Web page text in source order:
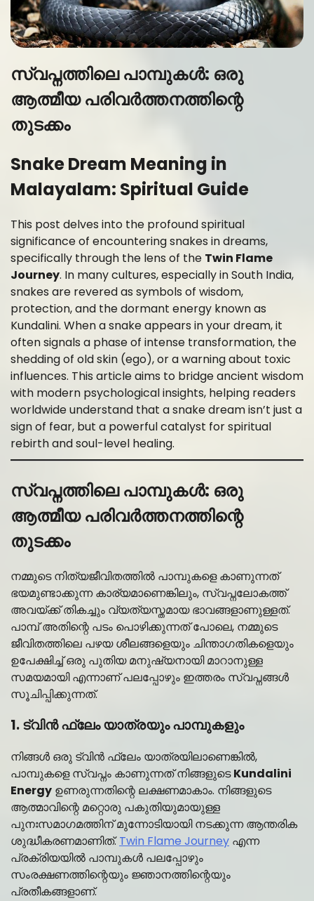
സ്വപ്നത്തിലെ പാമ്പുകൾ: ഒരു
ആത്മീയ പരിവർത്തനത്തിന്റെ
തുടക്കം
Snake Dream Meaning in
Malayalam: Spiritual Guide
This post delves into the profound spiritual
significance of encountering snakes in dreams,
specifically through the lens of the Twin Flame
Journey. In many cultures, especially in South India,
snakes are revered as symbols of wisdom,
protection, and the dormant energy known as
Kundalini. When a snake appears in your dream, it
often signals a phase of intense transformation, the
shedding of old skin (ego), or a warning about toxic
influences. This article aims to bridge ancient wisdom
with modern psychological insights, helping readers
worldwide understand that a snake dream isn’t just a
sign of fear, but a powerful catalyst for spiritual
rebirth and soul-level healing.
സ്വപ്നത്തിലെ പാമ്പുകൾ: ഒരു
ആത്മീയ പരിവർത്തനത്തിന്റെ
തുടക്കം
നമ്മുടെ നിത്യജീവിതത്തിൽ പാമ്പുകളെ കാണുന്നത്
ഭയമുണ്ടാക്കുന്ന കാര്യമാണെങ്കിലും, സ്വപ്നലോകത്ത്
അവയ്ക്ക് തികച്ചും വ്യത്യസ്തമായ ഭാവങ്ങളാണുള്ളത്.
പാമ്പ് അതിന്റെ പടം പൊഴിക്കുന്നത് പോലെ, നമ്മുടെ
ജീവിതത്തിലെ പഴയ ശീലങ്ങളെയും ചിന്താഗതികളെയും
ഉപേക്ഷിച്ച് ഒരു പുതിയ മനുഷ്യനായി മാറാനുള്ള
സമയമായി എന്നാണ് പലപ്പോഴും ഇത്തരം സ്വപ്നങ്ങൾ
സൂചിപ്പിക്കുന്നത്.
1. ട്വിൻ ഫ്ലേം യാത്രയും പാമ്പുകളും
നിങ്ങൾ ഒരു ട്വിൻ ഫ്ലേം യാത്രയിലാണെങ്കിൽ,
പാമ്പുകളെ സ്വപ്നം കാണുന്നത് നിങ്ങളുടെKundalini
Energy ഉണരുന്നതിന്റെ ലക്ഷണമാകാം. നിങ്ങളുടെ
ആത്മാവിന്റെ മറ്റൊരു പകുതിയുമായുള്ള
പുനഃസമാഗമത്തിന് മുന്നോടിയായി നടക്കുന്ന ആന്തരിക
ശുദ്ധീകരണമാണിത്.Twin Flame Journey എന്ന
പ്രക്രിയയിൽ പാമ്പുകൾ പലപ്പോഴും
സംരക്ഷണത്തിന്റെയും ജ്ഞാനത്തിന്റെയും
പ്രതീകങ്ങളാണ്.